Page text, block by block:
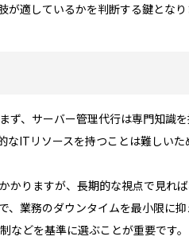
適しているかを判断する鍵となり
、サーバー管理代行は専門知識
ITリソースを持つことは難しい
りますが、長期的な視点で見れ
業務のダウンタイムを最小限に抑
などを基準に選ぶことが重要です